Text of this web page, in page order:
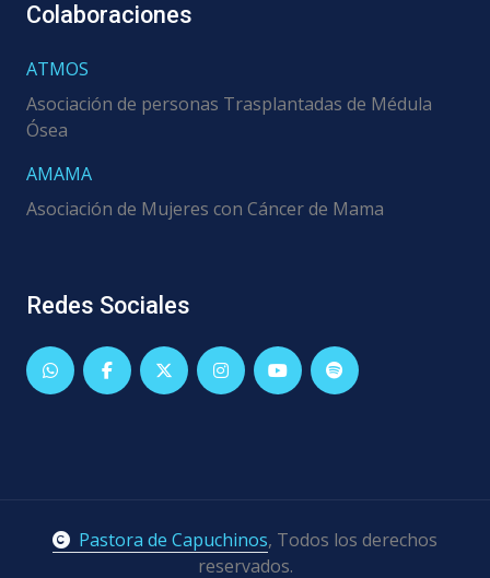
Colaboraciones
ATMOS
Asociación de personas Trasplantadas de Médula
Ósea
AMAMA
Asociación de Mujeres con Cáncer de Mama
Redes Sociales
Pastora de Capuchinos, Todos los derechos
reservados.